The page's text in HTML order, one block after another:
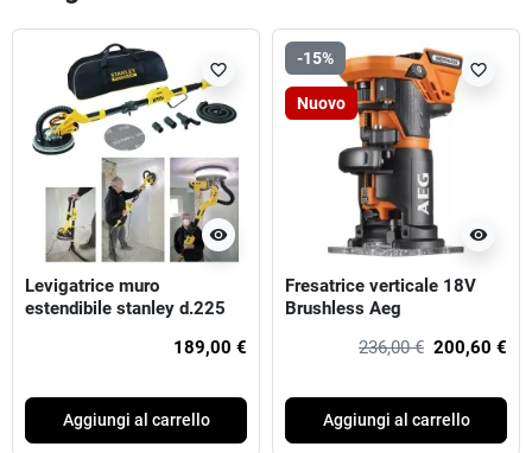
visibility
favorite_border
Levigatrice muro
estendibile stanley d.225
189,00 €
Aggiungi al carrello
-15%
Nuovo
visibility
favorite_border
Fresatrice verticale 18V
Brushless Aeg
236,00 € 200,60 €
Aggiungi al carrello